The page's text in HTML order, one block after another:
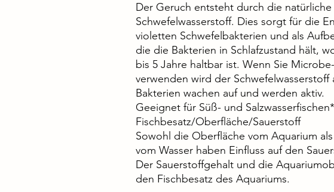
Der Geruch entsteht durch die
Schwefelwasserstoff. Dies sorgt für die
violetten Schwefelbakterien und als
die die Bakterien in Schlafzustand hält,
bis 5 Jahre haltbar ist. Wenn Sie
verwenden wird der
Bakterien wachen auf und werden aktiv.
Geeignet für Süß- und Salzwasserfischen*
Fischbesatz/Oberfläche/Sauerstoff
Sowohl die Oberfläche vom Aquarium
vom Wasser haben Einfluss auf den
Der Sauerstoffgehalt und die
den Fischbesatz des Aquariums.